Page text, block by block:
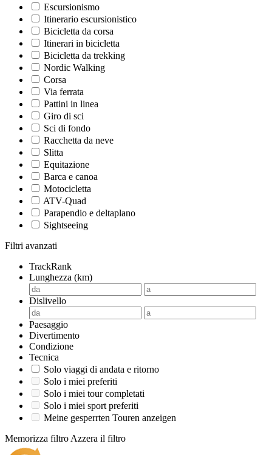
Escursionismo
Itinerario escursionistico
Bicicletta da corsa
Itinerari in bicicletta
Bicicletta da trekking
Nordic Walking
Corsa
Via ferrata
Pattini in linea
Giro di sci
Sci di fondo
Racchetta da neve
Slitta
Equitazione
Barca e canoa
Motocicletta
ATV-Quad
Parapendio e deltaplano
Sightseeing
Filtri avanzati
TrackRank
Lunghezza (km)
Dislivello
Paesaggio
Divertimento
Condizione
Tecnica
Solo viaggi di andata e ritorno
Solo i miei preferiti
Solo i miei tour completati
Solo i miei sport preferiti
Meine gesperrten Touren anzeigen
Memorizza filtro Azzera il filtro